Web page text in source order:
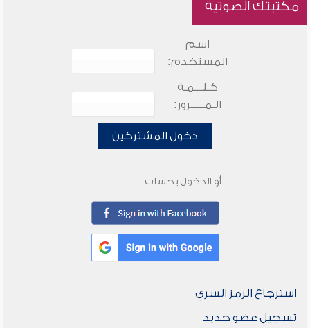
مكتبتك الصوتية
اسم
المستخدم:
كـلـــمـة
الـمـــــرور:
دخول المشتركين
أو الدخول بحساب
استرجاع الرمز السري
تسجيل عضو جديد